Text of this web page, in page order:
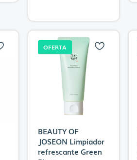
OFERTA
BEAUTY OF
JOSEON Limpiador
refrescante Green